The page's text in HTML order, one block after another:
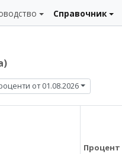
Справочник
от 01.08.2026
Процент